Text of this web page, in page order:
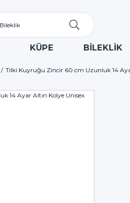
KÜPE BİLEKLİK
Tilki Kuyruğu Zincir 60 cm Uzunluk 14